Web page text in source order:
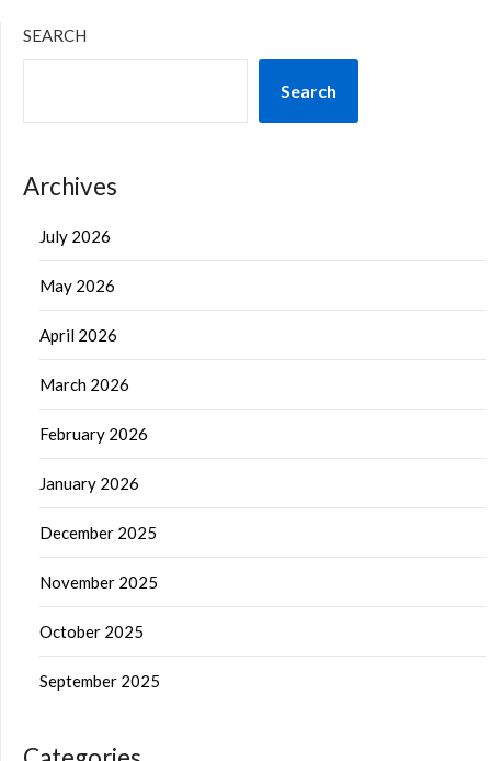
SEARCH
Search
Archives
July 2026
May 2026
April 2026
March 2026
February 2026
January 2026
December 2025
November 2025
October 2025
September 2025